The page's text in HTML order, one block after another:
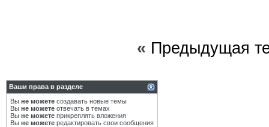
« Предыдущая
Ваши права в разделе
Вы не можете создавать новые темы
Вы не можете отвечать в темах
Вы не можете прикреплять вложения
Вы не можете редактировать свои сообщения